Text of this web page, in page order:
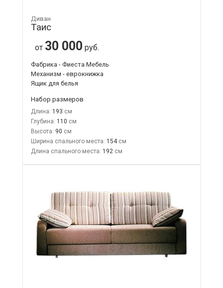
Диван
Таис
от 30 000 руб.
Фабрика - Фиеста Мебель
Механизм - еврокнижка
Ящик для белья
Набор размеров
Длина: 193
Глубина: 110
Высота: 90
Ширина спального места: 154
Длина спального места: 192